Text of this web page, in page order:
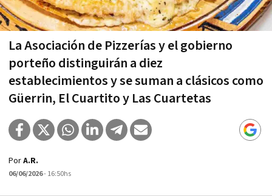
La Asociación de Pizzerías y el gobierno
porteño distinguirán a diez
establecimientos y se suman a clásicos como
Güerrin, El Cuartito y Las Cuartetas
PorA.R.
06/06/2026- 16:50hs